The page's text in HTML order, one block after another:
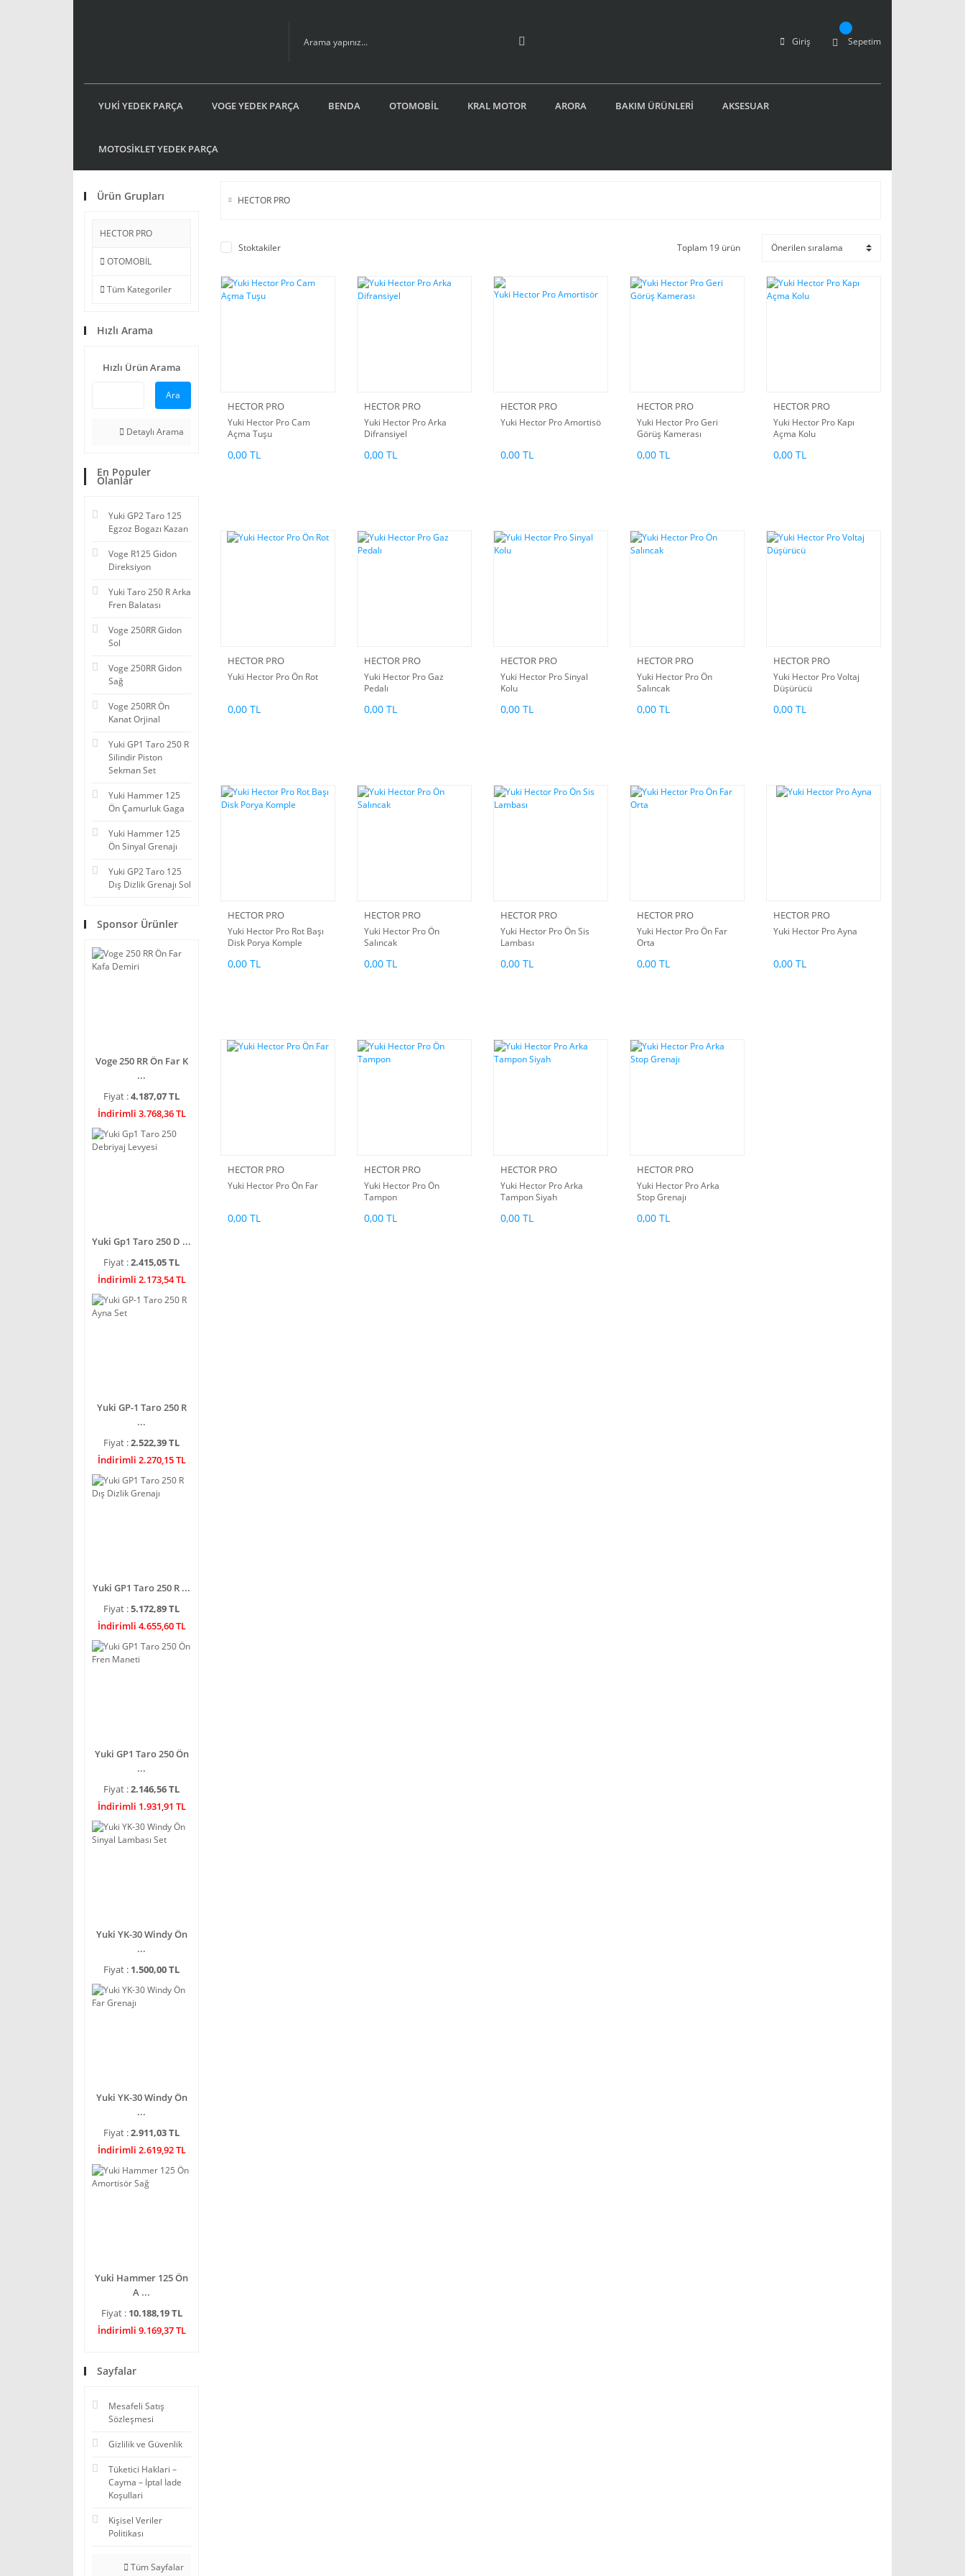
Giriş Sepetim
YUKİ YEDEK PARÇA VOGE YEDEK PARÇA BENDA OTOMOBİL KRAL MOTOR ARORA BAKIM ÜRÜNLERİ AKSESUAR
MOTOSİKLET YEDEK PARÇA
Ürün Grupları
HECTOR PRO
OTOMOBİL
Tüm Kategoriler
Hızlı Arama
Hızlı Ürün Arama
Ara
Detaylı Arama
En Populer
Olanlar
Yuki GP2 Taro 125
Egzoz Bogazı Kazan
Voge R125 Gidon
Direksiyon
Yuki Taro 250 R Arka
Fren Balatası
Voge 250RR Gidon
Sol
Voge 250RR Gidon
Sağ
Voge 250RR Ön
Kanat Orjinal
Yuki GP1 Taro 250 R
Silindir Piston
Sekman Set
Yuki Hammer 125
Ön Çamurluk Gaga
Yuki Hammer 125
Ön Sinyal Grenajı
Yuki GP2 Taro 125
Dış Dizlik Grenajı Sol
Sponsor Ürünler
Voge 250 RR Ön Far K
...
Fiyat :4.187,07 TL
İndirimli 3.768,36 TL
Yuki Gp1 Taro 250 D ...
Fiyat :2.415,05 TL
İndirimli 2.173,54 TL
Yuki GP-1 Taro 250 R
...
Fiyat :2.522,39 TL
İndirimli 2.270,15 TL
Yuki GP1 Taro 250 R ...
Fiyat :5.172,89 TL
İndirimli 4.655,60 TL
Yuki GP1 Taro 250 Ön
...
Fiyat :2.146,56 TL
İndirimli 1.931,91 TL
Yuki YK-30 Windy Ön
...
Fiyat : 1.500,00 TL
Yuki YK-30 Windy Ön
...
Fiyat :2.911,03 TL
İndirimli 2.619,92 TL
Yuki Hammer 125 Ön
A ...
Fiyat : 10.188,19 TL
İndirimli 9.169,37 TL
Sayfalar
Mesafeli Satış
Sözleşmesi
Gizlilik ve Güvenlik
Tüketici Haklari –
Cayma – İptal İade
Koşullari
Kişisel Veriler
Politikası
Tüm Sayfalar
HECTOR PRO
Stoktakiler Toplam 19 ürün
HECTOR PRO
Yuki Hector Pro Cam
Açma Tuşu
0,00 TL
HECTOR PRO
Yuki Hector Pro Arka
Difransiyel
0,00 TL
HECTOR PRO
Yuki Hector Pro Amortisör
0,00 TL
HECTOR PRO
Yuki Hector Pro Geri
Görüş Kamerası
0,00 TL
HECTOR PRO
Yuki Hector Pro Kapı
Açma Kolu
0,00 TL
HECTOR PRO
Yuki Hector Pro Ön Rot
0,00 TL
HECTOR PRO
Yuki Hector Pro Gaz
Pedalı
0,00 TL
HECTOR PRO
Yuki Hector Pro Sinyal
Kolu
0,00 TL
HECTOR PRO
Yuki Hector Pro Ön
Salıncak
0,00 TL
HECTOR PRO
Yuki Hector Pro Voltaj
Düşürücü
0,00 TL
HECTOR PRO
Yuki Hector Pro Rot Başı
Disk Porya Komple
0,00 TL
HECTOR PRO
Yuki Hector Pro Ön
Salıncak
0,00 TL
HECTOR PRO
Yuki Hector Pro Ön Sis
Lambası
0,00 TL
HECTOR PRO
Yuki Hector Pro Ön Far
Orta
0,00 TL
HECTOR PRO
Yuki Hector Pro Ayna
0,00 TL
HECTOR PRO
Yuki Hector Pro Ön Far
0,00 TL
HECTOR PRO
Yuki Hector Pro Ön
Tampon
0,00 TL
HECTOR PRO
Yuki Hector Pro Arka
Tampon Siyah
0,00 TL
HECTOR PRO
Yuki Hector Pro Arka
Stop Grenajı
0,00 TL